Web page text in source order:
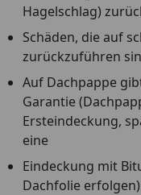
Hagelschlag)
Schäden, die auf
zurückzuführen
Auf Dachpappe
Garantie
Ersteindeckung,
eine
Eindeckung mit
Dachfolie erfolgen)